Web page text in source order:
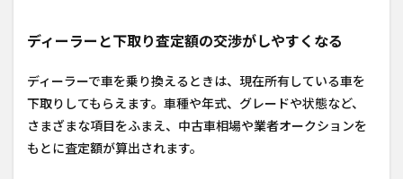
ディーラーと下取り査定額の交渉がしやすくなる
ディーラーで車を乗り換えるときは、現在所有している車を
下取りしてもらえます。車種や年式、グレードや状態など、
さまざまな項目をふまえ、中古車相場や業者オークションを
もとに査定額が算出されます。